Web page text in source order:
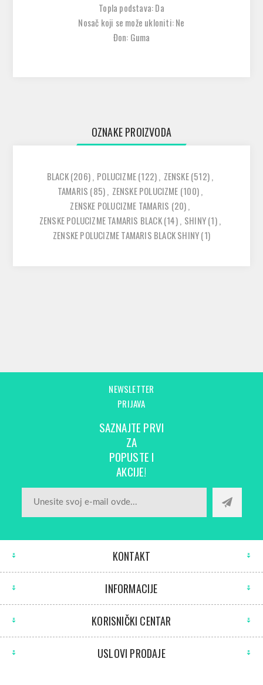
Topla podstava: Da
Nosač koji se može ukloniti: Ne
Đon: Guma
OZNAKE PROIZVODA
BLACK(206), POLUCIZME(122), ZENSKE(512),
TAMARIS (85), ZENSKE POLUCIZME (100),
ZENSKE POLUCIZME TAMARIS (20),
ZENSKE POLUCIZME TAMARIS BLACK(14), SHINY(1),
ZENSKE POLUCIZME TAMARIS BLACK SHINY(1)
NEWSLETTER
PRIJAVA
SAZNAJTE PRVI
ZA
POPUSTE I
AKCIJE!
KONTAKT
INFORMACIJE
KORISNIČKI CENTAR
USLOVI PRODAJE